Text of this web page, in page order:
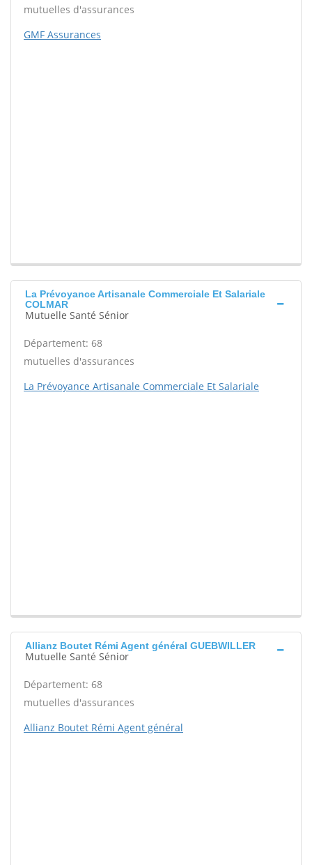
mutuelles d'assurances
GMF Assurances
La Prévoyance Artisanale Commerciale Et Salariale
COLMAR
Mutuelle Santé Sénior
Département: 68
mutuelles d'assurances
La Prévoyance Artisanale Commerciale Et Salariale
Allianz Boutet Rémi Agent général GUEBWILLER
Mutuelle Santé Sénior
Département: 68
mutuelles d'assurances
Allianz Boutet Rémi Agent général